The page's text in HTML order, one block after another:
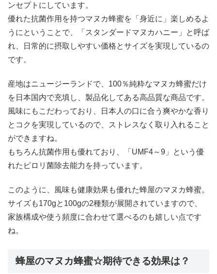
ンセプトにしています。
優れた抗菌作用を持つマヌカ蜂蜜を「身近に」楽しめるよ
うにということで、「スタンダードマヌカハニー」と呼ば
れ、日常的に摂取しやすい価格とサイズを実現しているの
です。
産地はニュージーランドで、100％純粋なマヌカ蜂蜜だけ
を日本国内で充填し、製品化してある高品質な商品です。
風味にもこだわっており、日本人の口に合う爽やかな香り
とコクを実現しているので、ストレスなく取り入れること
ができますね。
もちろん抗菌作用も優れており、「UMF4～9」という優
れたピロリ菌除去能力を持っています。
このように、風味も健康効果も優れた蜂屋のマヌカ蜂蜜。
サイズも170gと100gの2種類が展開されていますので、
家族構成や使う頻度に合わせて選べるのも嬉しい点です
ね。
蜂屋のマヌカ蜂蜜☆期待できる効果は？